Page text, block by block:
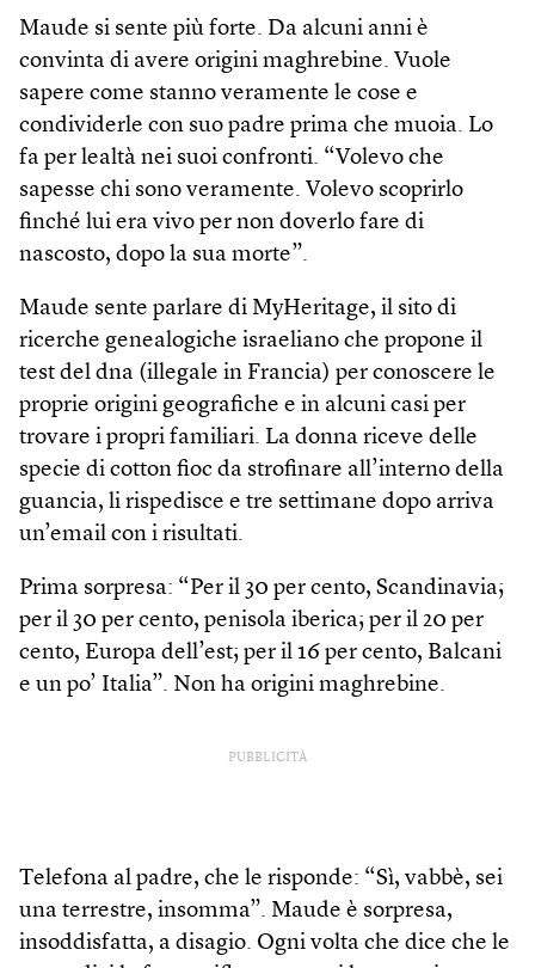
Maude si sente più forte. Da alcuni anni è
convinta di avere origini maghrebine. Vuole
sapere come stanno veramente le cose e
condividerle con suo padre prima che muoia. Lo
fa per lealtà nei suoi confronti. “Volevo che
sapesse chi sono veramente. Volevo scoprirlo
finché lui era vivo per non doverlo fare di
nascosto, dopo la sua morte”.
Maude sente parlare di MyHeritage, il sito di
ricerche genealogiche israeliano che propone il
test del dna (illegale in Francia) per conoscere le
proprie origini geografiche e in alcuni casi per
trovare i propri familiari. La donna riceve delle
specie di cotton fioc da strofinare all’interno della
guancia, li rispedisce e tre settimane dopo arriva
un’email con i risultati.
Prima sorpresa: “Per il 30 per cento, Scandinavia;
per il 30 per cento, penisola iberica; per il 20 per
cento, Europa dell’est; per il 16 per cento, Balcani
e un po’ Italia”. Non ha origini maghrebine.
PUBBLICITÀ
Telefona al padre, che le risponde: “Sì, vabbè, sei
una terrestre, insomma”. Maude è sorpresa,
insoddisfatta, a disagio. Ogni volta che dice che le